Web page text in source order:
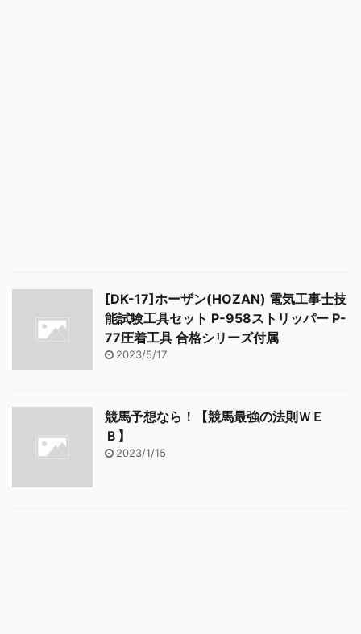
[DK-17]ホーザン(HOZAN) 電気工事士技
能試験工具セット P-958ストリッパー P-
77圧着工具 合格シリーズ付属
2023/5/17
競馬予想なら！【競馬最強の法則ＷＥ
Ｂ】
2023/1/15